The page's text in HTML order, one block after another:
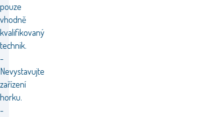
pouze
vhodně
kvalifikovaný
technik.
-
Nevystavujte
zařízení
horku.
-